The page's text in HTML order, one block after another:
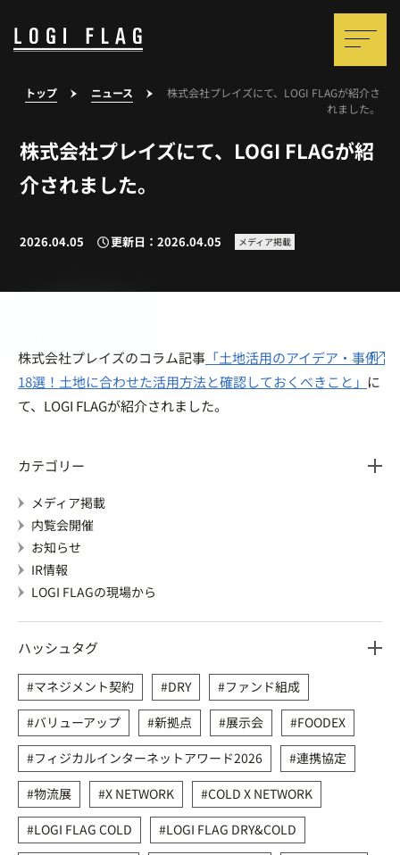
トップ ニュース
株式会社プレイズにて、LOGI FLAGが紹介さ
れました。
株式会社プレイズにて、LOGI FLAGが紹
介されました。
2026.04.05 更新日：2026.04.05 メディア掲載
株式会社プレイズのコラム記事 「土地活用のアイデア・事例
18選！土地に合わせた活用方法と確認しておくべきこと」 に
て、LOGI FLAGが紹介されました。
カテゴリー
メディア掲載
内覧会開催
お知らせ
IR情報
LOGI FLAGの現場から
ハッシュタグ
マネジメント契約 DRY
ファンド組成
バリューアップ
新拠点 展示会
FOODEX
フィジカルインターネットアワード2026
連携協定
物流展
X NETWORK
COLD X NETWORK
LOGI FLAG COLD
LOGI FLAG DRY&COLD